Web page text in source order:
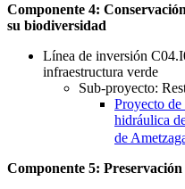
Componente 4:
su biodiversidad
Línea de inversión
infraestructura verde
Sub-proyecto:
Proyecto
hidráulica
de
Componente 5: